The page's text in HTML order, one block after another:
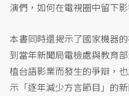
演們，如何在電視圈中留下
本書同時還揭示了國家機器
到當年新聞局電檢處與教育
植台語影業而發生的爭辯，
示「逐年減少方言節目」的